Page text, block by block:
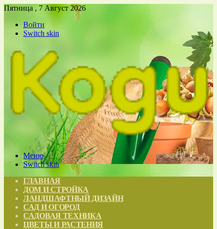
Пятница , 7 Август 2026
Войти
Switch skin
Меню
Switch skin
ГЛАВНАЯ
ДОМ И СТРОЙКА
ЛАНДШАФТНЫЙ ДИЗАЙН
САД И ОГОРОД
САДОВАЯ ТЕХНИКА
ЦВЕТЫ И РАСТЕНИЯ